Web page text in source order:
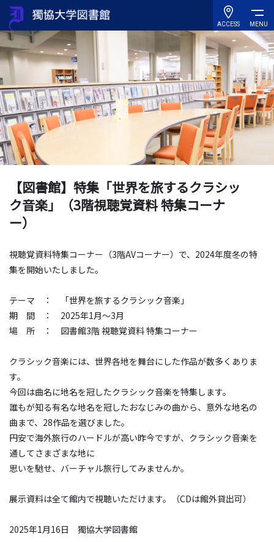
ACCESS MENU
【図書館】特集「世界を旅するクラシッ
ク音楽」（3階視聴覚資料 特集コーナ
ー）
視聴覚資料特集コーナー（3階AVコーナー）で、 2024年度冬の特
集を開始いたしました。
テーマ ： 「世界を旅するクラシック音楽」
期 間 ： 2025年1月～3月
場 所 ： 図書館3階 視聴覚資料 特集コーナー
クラシック音楽には、世界各地を舞台にした作品が数多くありま
す。
今回は曲名に地名を冠したクラシック音楽を特集します。
誰もが知る有名な地名を冠したおなじみの曲から、意外な地名の
曲まで、 28作品を選びました。
円安で海外旅行のハードルが高い昨今ですが、クラシック音楽を
通してさまざまな地に
思いを馳せ、バーチャル旅行してみませんか。
展示資料は全て館内で視聴いただけます。（CDは館外貸出可）
2025年1月16日 獨協大学図書館